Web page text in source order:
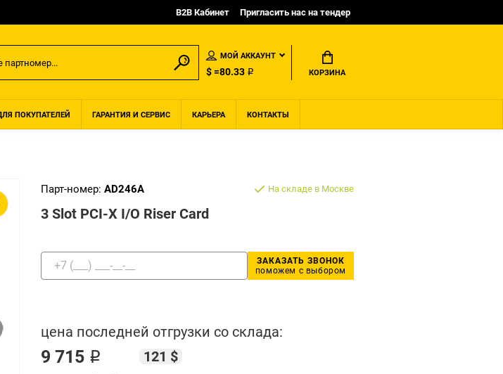
B2B Кабинет Пригласить нас на тендер
МОЙ АККАУНТ
$ =80.33 ₽ КОРЗИНА
ПОКУПАТЕЛЕЙ ГАРАНТИЯ И СЕРВИС КАРЬЕРА КОНТАКТЫ
Парт-номер: AD246A
3 Slot PCI-X I/O Riser Card
На складе в Москве
ЗАКАЗАТЬ ЗВОНОК
поможем с выбором
цена последней отгрузки со склада:
9 715 ₽ 121 $